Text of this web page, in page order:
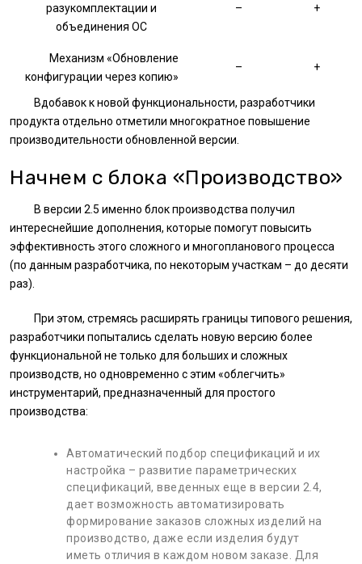
разукомплектации и
объединения ОС
– +
Механизм «Обновление
конфигурации через копию»
– +
Вдобавок к новой функциональности, разработчики
продукта отдельно отметили многократное повышение
производительности обновленной версии.
Начнем с блока «Производство»
В версии 2.5 именно блок производства получил
интереснейшие дополнения, которые помогут повысить
эффективность этого сложного и многопланового процесса
(по данным разработчика, по некоторым участкам – до десяти
раз).
При этом, стремясь расширять границы типового решения,
разработчики попытались сделать новую версию более
функциональной не только для больших и сложных
производств, но одновременно с этим «облегчить»
инструментарий, предназначенный для простого
производства:
Автоматический подбор спецификаций и их
настройка – развитие параметрических
спецификаций, введенных еще в версии 2.4,
дает возможность автоматизировать
формирование заказов сложных изделий на
производство, даже если изделия будут
иметь отличия в каждом новом заказе. Для